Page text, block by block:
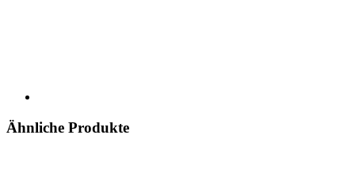
Ähnliche Produkte